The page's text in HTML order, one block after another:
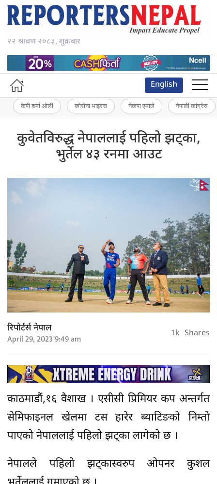
२२ श्रावण २०८३, शुक्रबार
English
केपी शर्मा ओली कोरोना भाइरस नेकपा एमाले नेपाली कांग्रेस
कुवेतविरुद्ध नेपाललाई पहिलो झट्का,
भुर्तेल ४३ रनमा आउट
रिपोर्टर्स नेपाल
April 29, 2023 9:49 am 1k Shares
काठमाडौं,१६ वैशाख । एसीसी प्रिमियर कप अन्तर्गत
सेमिफाइनल खेलमा टस हारेर ब्याटिङको निम्तो
पाएको नेपाललाई पहिलो झट्का लागेको छ ।
नेपालले पहिलो झट्कास्वरुप ओपनर कुशल